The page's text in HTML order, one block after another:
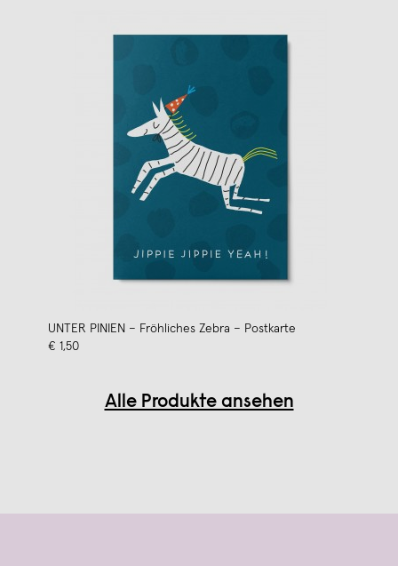
UNTER PINIEN – Fröhliches Zebra – Postkarte
€ 1,50
Alle Produkte ansehen